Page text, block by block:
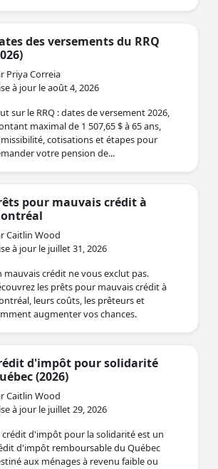
des versements du RRQ
Priya Correia
à jour le août 4, 2026
sur le RRQ : dates de versement 2026,
maximal de 1 507,65 $ à 65 ans,
cotisations et étapes pour
votre pension de...
pour mauvais crédit à
Caitlin Wood
à jour le juillet 31, 2026
mauvais crédit ne vous exclut pas.
les prêts pour mauvais crédit à
leurs coûts, les prêteurs et
augmenter vos chances.
d'impôt pour solidarité
(2026)
Caitlin Wood
à jour le juillet 29, 2026
crédit d'impôt pour la solidarité est un
d'impôt remboursable du Québec
aux ménages à revenu faible ou